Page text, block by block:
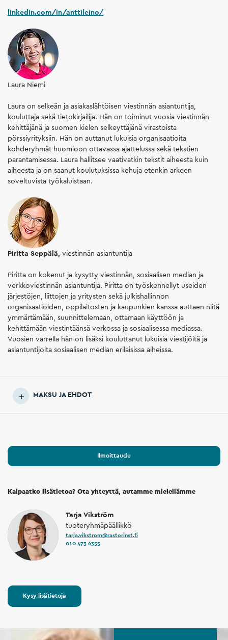
linkedin.com/in/anttileino/
Laura Niemi
Laura on selkeän ja asiakaslähtöisen viestinnän asiantuntija,
kouluttaja sekä tietokirjailija. Hän on toiminut vuosia viestinnän
kehittäjänä ja suomen kielen selkeyttäjänä virastoista
pörssiyrityksiin. Hän on auttanut lukuisia organisaatioita
kohderyhmät huomioon ottavassa ajattelussa sekä tekstien
parantamisessa. Laura hallitsee vaativatkin tekstit aiheesta kuin
aiheesta ja on saanut koulutuksissa kehuja etenkin arkeen
soveltuvista työkaluistaan.
Piritta Seppälä, viestinnän asiantuntija
Piritta on kokenut ja kysytty viestinnän, sosiaalisen median ja
verkkoviestinnän asiantuntija. Piritta on työskennellyt useiden
järjestöjen, liittojen ja yritysten sekä julkishallinnon
organisaatioiden, oppilaitosten ja kaupunkien kanssa auttaen niitä
ymmärtämään, suunnittelemaan, ottamaan käyttöön ja
kehittämään viestintäänsä verkossa ja sosiaalisessa mediassa.
Vuosien varrella hän on lisäksi kouluttanut lukuisia viestijöitä ja
asiantuntijoita sosiaalisen median erilaisissa aiheissa.
MAKSU JA EHDOT
Ilmoittaudu
Kaipaatko lisätietoa? Ota yhteyttä, autamme mielellämme
Tarja Vikström
tuoteryhmäpäällikkö
tarja.vikstrom@rastorinst.fi
010 473 6355
Kysy lisätietoja